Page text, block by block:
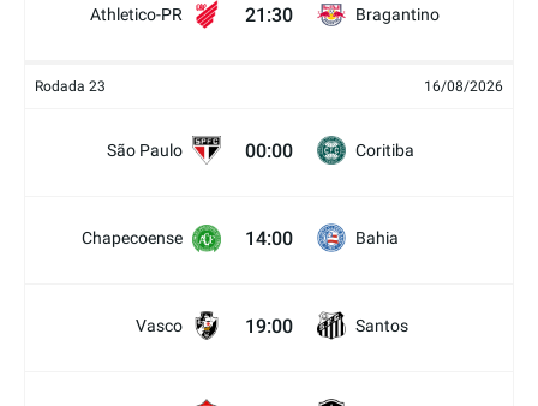
Athletico-PR 21:30 Bragantino
Rodada 23 16/08/2026
São Paulo 00:00 Coritiba
Chapecoense 14:00 Bahia
Vasco 19:00 Santos